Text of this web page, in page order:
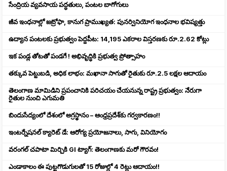
సేంద్రియ వ్యవసాయ పద్ధతులు, పంటల బాగోగులు
జీవ ఇంధనాల్లో జట్రోఫా, కానుగ ప్రాముఖ్యత: పునర్వినియోగ ఇంధనాల భవిష్యత్తు
ఉద్యాన పంటలకు ప్రభుత్వం పెద్దపీట: 14,195 ఎకరాల విస్తరణకు రూ.2.62 కోట్లు
ఇక పండ్ల తోటతో పండగే ! అభివృద్ధికి ప్రభుత్వ ప్రోత్సాహం
తక్కువ పెట్టుబడి, అధిక లాభం: మఖానా సాగుతో రైతుకు రూ.2.5 లక్షల ఆదాయం
తెలంగాణ మామిడిని ప్రపంచానికి పరిచయం చేయనున్న రాష్ట్ర ప్రభుత్వం: నేరుగా
రైతుల నుంచి ఎగుమతి
బిందుసేద్యంలో దేశంలో అగ్రస్థానం – ఆంధ్రప్రదేశ్‌కు గర్వకారణం!!
ఇంటర్నేషనల్ క్యారెట్ డే: ఆరోగ్య ప్రయోజనాలు, సాగు, వినియోగం
వరంగల్ చపాటా మిర్చికి GI ట్యాగ్: తెలంగాణకు మరో గౌరవం!
ఎండాకాలం ఈ పుట్టగొడుగులతో 15 రోజుల్లో 4 రెట్లు ఆదాయం!!